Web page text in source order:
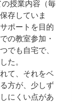
授業内容（毎
存していま
ポートを目的
の教室参加・
でも自宅で、
た。
て、それをベ
方が、少しず
にくい点があ